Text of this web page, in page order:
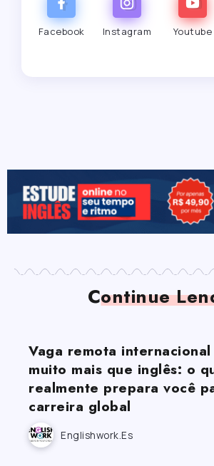
Facebook Instagram Youtube
Continue
Vaga remota
muito mais que inglês: o
realmente prepara você
carreira global
Englishwork.es